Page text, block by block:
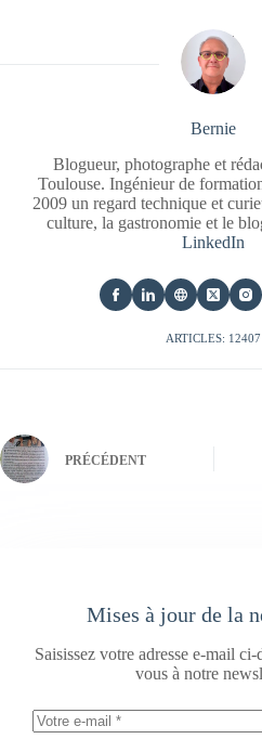
Bernie
Blogueur, photographe et
Toulouse. Ingénieur de
2009 un regard technique et
culture, la gastronomie et le
LinkedIn
ARTICLES: 12407
PRÉCÉDENT
Mises à jour de la
Saisissez votre adresse e-mail ci-
vous à notre